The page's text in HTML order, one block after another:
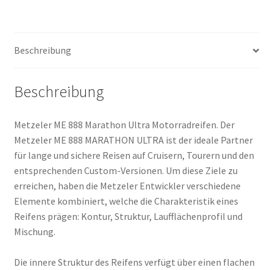
(Hinterreifen)
Beschreibung
Beschreibung
Metzeler ME 888 Marathon Ultra Motorradreifen. Der
Metzeler ME 888 MARATHON ULTRA ist der ideale Partner
für lange und sichere Reisen auf Cruisern, Tourern und den
entsprechenden Custom-Versionen. Um diese Ziele zu
erreichen, haben die Metzeler Entwickler verschiedene
Elemente kombiniert, welche die Charakteristik eines
Reifens prägen: Kontur, Struktur, Laufflächenprofil und
Mischung.
Die innere Struktur des Reifens verfügt über einen flachen